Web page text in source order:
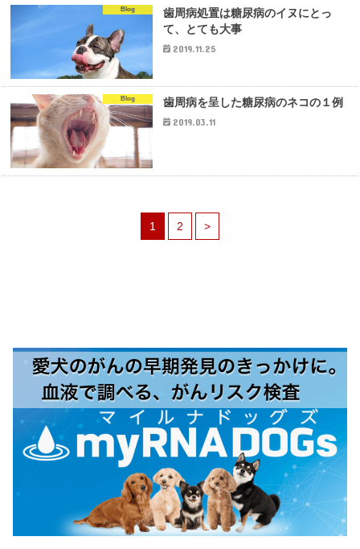
Blog
歯周病処置は糖尿病のイヌにとっ
て、とても大事
2019.11.25
Blog 歯周病を呈した糖尿病のネコの１例
2019.03.11
1 2 >